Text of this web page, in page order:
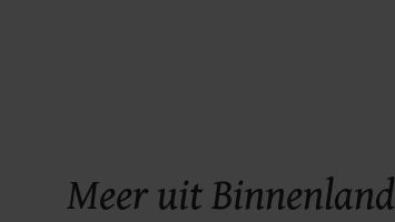
Meer uit Binnenland